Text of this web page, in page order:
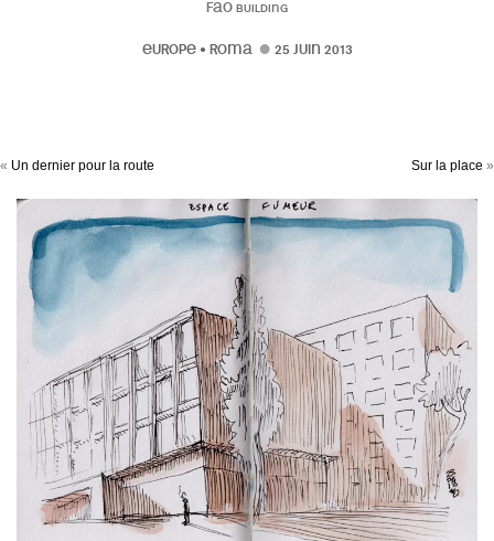
FAO building
EUROPE• ROMA 25 JUIN 2013
« Un dernier pour la route Sur la place »